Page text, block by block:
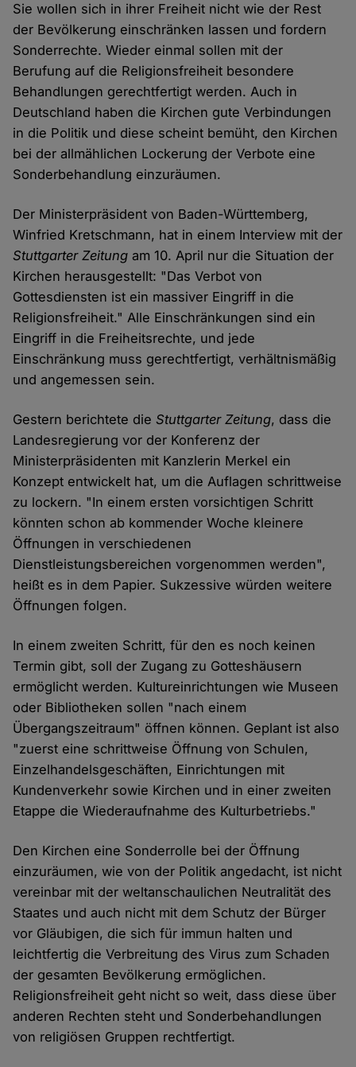
Sie wollen sich in ihrer Freiheit nicht wie der Rest
der Bevölkerung einschränken lassen und fordern
Sonderrechte. Wieder einmal sollen mit der
Berufung auf die Religionsfreiheit besondere
Behandlungen gerechtfertigt werden. Auch in
Deutschland haben die Kirchen gute Verbindungen
in die Politik und diese scheint bemüht, den Kirchen
bei der allmählichen Lockerung der Verbote eine
Sonderbehandlung einzuräumen.
Der Ministerpräsident von Baden-Württemberg,
Winfried Kretschmann, hat in einem Interview mit der
Stuttgarter Zeitung am 10. April nur die Situation der
Kirchen herausgestellt: "Das Verbot von
Gottesdiensten ist ein massiver Eingriff in die
Religionsfreiheit." Alle Einschränkungen sind ein
Eingriff in die Freiheitsrechte, und jede
Einschränkung muss gerechtfertigt, verhältnismäßig
und angemessen sein.
Gestern berichtete dieStuttgarter Zeitung, dass die
Landesregierung vor der Konferenz der
Ministerpräsidenten mit Kanzlerin Merkel ein
Konzept entwickelt hat, um die Auflagen schrittweise
zu lockern. "In einem ersten vorsichtigen Schritt
könnten schon ab kommender Woche kleinere
Öffnungen in verschiedenen
Dienstleistungsbereichen vorgenommen werden",
heißt es in dem Papier. Sukzessive würden weitere
Öffnungen folgen.
In einem zweiten Schritt, für den es noch keinen
Termin gibt, soll der Zugang zu Gotteshäusern
ermöglicht werden. Kultureinrichtungen wie Museen
oder Bibliotheken sollen "nach einem
Übergangszeitraum" öffnen können. Geplant ist also
"zuerst eine schrittweise Öffnung von Schulen,
Einzelhandelsgeschäften, Einrichtungen mit
Kundenverkehr sowie Kirchen und in einer zweiten
Etappe die Wiederaufnahme des Kulturbetriebs."
Den Kirchen eine Sonderrolle bei der Öffnung
einzuräumen, wie von der Politik angedacht, ist nicht
vereinbar mit der weltanschaulichen Neutralität des
Staates und auch nicht mit dem Schutz der Bürger
vor Gläubigen, die sich für immun halten und
leichtfertig die Verbreitung des Virus zum Schaden
der gesamten Bevölkerung ermöglichen.
Religionsfreiheit geht nicht so weit, dass diese über
anderen Rechten steht und Sonderbehandlungen
von religiösen Gruppen rechtfertigt.